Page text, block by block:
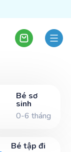
thú vị hơn,
Bé sơ
sinh
0-6 tháng
Bé tập đi